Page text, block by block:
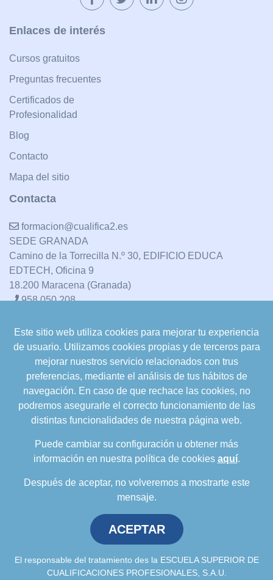
Enlaces de interés
Cursos gratuitos
Preguntas frecuentes
Certificados de
Profesionalidad
Blog
Contacto
Mapa del sitio
Contacta
formacion@cualifica2.es
SEDE GRANADA
Camino de la Torrecilla N.º 30, EDIFICIO EDUCA
EDTECH, Oficina 9
18.200 Maracena (Granada)
958 050 208
formacion@cualifica2.es
SEDE POZO ALCÓN
Pol. Ind. "La Asomadilla",
Nave 5-6 y anexos
23485 Pozo Alcón (Jaén)
958 050 208
958 991 970
Política de privacidad.Política de cookies
Política de Calidad.Comunicación a
proveedores
Escuela Superior de Cualificaciones Profesionales © 2026
Este sitio web utiliza cookies para mejorar tu experiencia
de usuario. Utilizamos cookies propias y de terceros para
mejorar nuestros servicio relacionados con trus
preferencias, mediante el análisis de tus hábitos de
navegación. En caso de que rechace las cookies, no
podremos asegurarle el correcto funcionamiento de las
distintas funcionalidades de nuestra página web.
Puede cambiar su configuración u obtener más
información en nuestra política de cookies aquí.
Después de aceptar, no volveremos a mostrarte este
mensaje.
ACEPTAR
El responsable del tratamiento des la ESCUELA SUPERIOR DE
CUALIFICACIONES PROFESIONALES, S.A.U.